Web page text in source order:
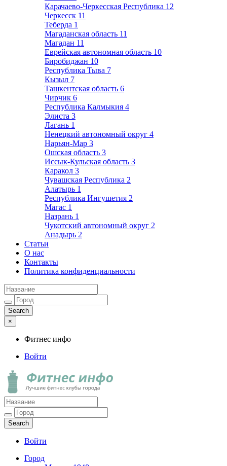
Карачаево-Черкесская Республика 12
Черкесск 11
Теберда 1
Магаданская область 11
Магадан 11
Еврейская автономная область 10
Биробиджан 10
Республика Тыва 7
Кызыл 7
Ташкентская область 6
Чирчик 6
Республика Калмыкия 4
Элиста 3
Лагань 1
Ненецкий автономный округ 4
Нарьян-Мар 3
Ошская область 3
Иссык-Кульская область 3
Каракол 3
Чувашская Республика 2
Алатырь 1
Республика Ингушетия 2
Магас 1
Назрань 1
Чукотский автономный округ 2
Анадырь 2
Статьи
О нас
Контакты
Политика конфиденциальности
×
Фитнес инфо
Войти
Фитнес инфо
Лучшие фитнес клубы города
Войти
Город